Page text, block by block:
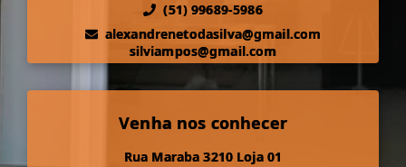
(51) 99689-5986
alexandrenetodasilva@gmail.com
silviampos@gmail.com
Venha nos conhecer
Rua Maraba 3210 Loja 01